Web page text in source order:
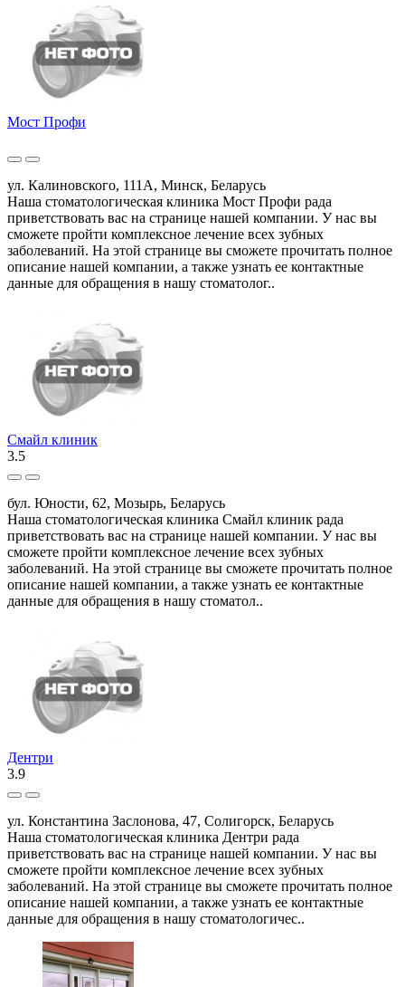
Мост Профи
ул. Калиновского, 111А, Минск, Беларусь
Наша стоматологическая клиника Мост Профи рада
приветствовать вас на странице нашей компании. У нас вы
сможете пройти комплексное лечение всех зубных
заболеваний. На этой странице вы сможете прочитать полное
описание нашей компании, а также узнать ее контактные
данные для обращения в нашу стоматолог..
Смайл клиник
3.5
бул. Юности, 62, Мозырь, Беларусь
Наша стоматологическая клиника Смайл клиник рада
приветствовать вас на странице нашей компании. У нас вы
сможете пройти комплексное лечение всех зубных
заболеваний. На этой странице вы сможете прочитать полное
описание нашей компании, а также узнать ее контактные
данные для обращения в нашу стоматол..
Дентри
3.9
ул. Константина Заслонова, 47, Солигорск, Беларусь
Наша стоматологическая клиника Дентри рада
приветствовать вас на странице нашей компании. У нас вы
сможете пройти комплексное лечение всех зубных
заболеваний. На этой странице вы сможете прочитать полное
описание нашей компании, а также узнать ее контактные
данные для обращения в нашу стоматологичес..